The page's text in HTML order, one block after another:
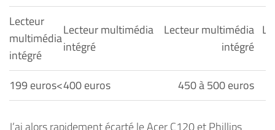
Lecteur
multimédia
intégré
Lecteur multimédia
intégré
Lecteur multimédia
intégré
199 euros<400 euros 450 à 500 euros
J’ai alors rapidement écarté le Acer C120 et Phillips